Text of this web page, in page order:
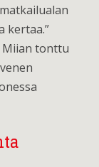
kertaa.”
tonttu